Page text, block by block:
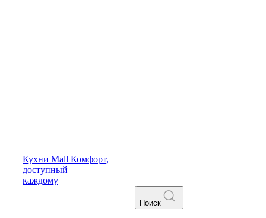
Кухни Mall Комфорт,
доступный
каждому
Поиск